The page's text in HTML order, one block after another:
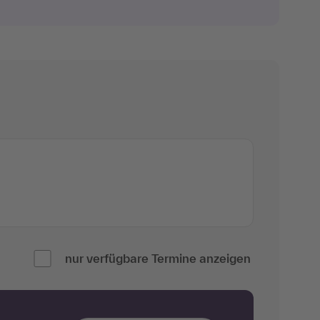
nur verfügbare Termine anzeigen